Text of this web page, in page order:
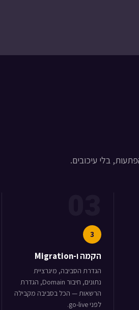
3
הקמה ו-Migration
הגדרת הסביבה, מיגרציית
נתונים, חיבור Domain, הגדרת
הרשאות — הכל בסביבה מקבילה
לפני go-live.